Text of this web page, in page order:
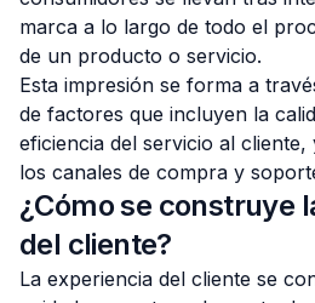
marca a lo largo de todo el
de un producto o servicio.
Esta impresión se forma a
de factores que incluyen la
eficiencia del servicio al cliente,
los canales de compra y
¿Cómo se construye
del cliente?
La experiencia del cliente se